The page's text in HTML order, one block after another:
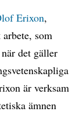
Erixon,
som
det gäller
är verksam
ämnen